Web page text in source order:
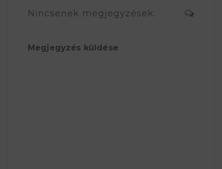
Nincsenek megjegyzések:
Megjegyzés küldése